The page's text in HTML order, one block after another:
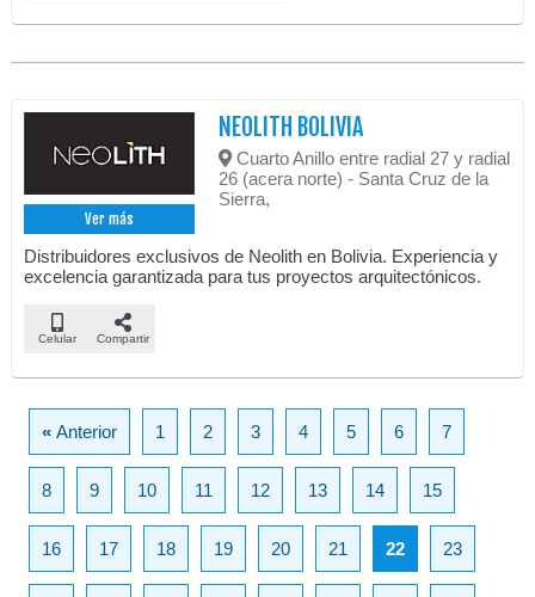
Ver más
NEOLITH BOLIVIA
Cuarto Anillo entre radial 27 y radial
26 (acera norte) - Santa Cruz de la
Sierra,
Distribuidores exclusivos de Neolith en Bolivia. Experiencia y
excelencia garantizada para tus proyectos arquitectónicos.
Celular Compartir
«Anterior 1 2 3 4 5 6 7
8 9 10 11 12 13 14 15
16 17 18 19 20 21 22 23